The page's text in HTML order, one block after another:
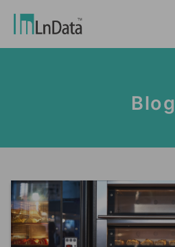
Talent & Culture
PartnerPlatform
Data Marketing
Data Market
Blog
Case Studies
Report & White Paper
繁體中文
Blog